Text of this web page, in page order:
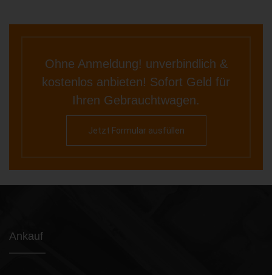
Ohne Anmeldung! unverbindlich &
kostenlos anbieten! Sofort Geld für
Ihren Gebrauchtwagen.
Jetzt Formular ausfüllen
Ankauf